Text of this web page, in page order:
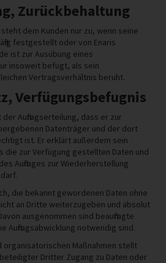
Zurückbehaltung
dem Kunden nur zu, wenn seine
festgestellt oder von Enaris
ist zur Ausübung eines
insoweit befugt, als sein
Vertragsverhältnis beruht.
Verfügungsbefugnis
Auftragserteilung, dass er zur
Datenträger und der dort
ist. Er erklärt außerdem sein
die zur Verfügung gestellten Daten und
Auftrages zur Wiederherstellung
die bekannt gewordenen Daten ohne
an Dritte weiterzugeben und absolut
ausgenommen sind beauftragte
Auftragsabwicklung notwendig sind.
organisatorischen Maßnahmen stellt
Dritter Zugang zu Daten oder